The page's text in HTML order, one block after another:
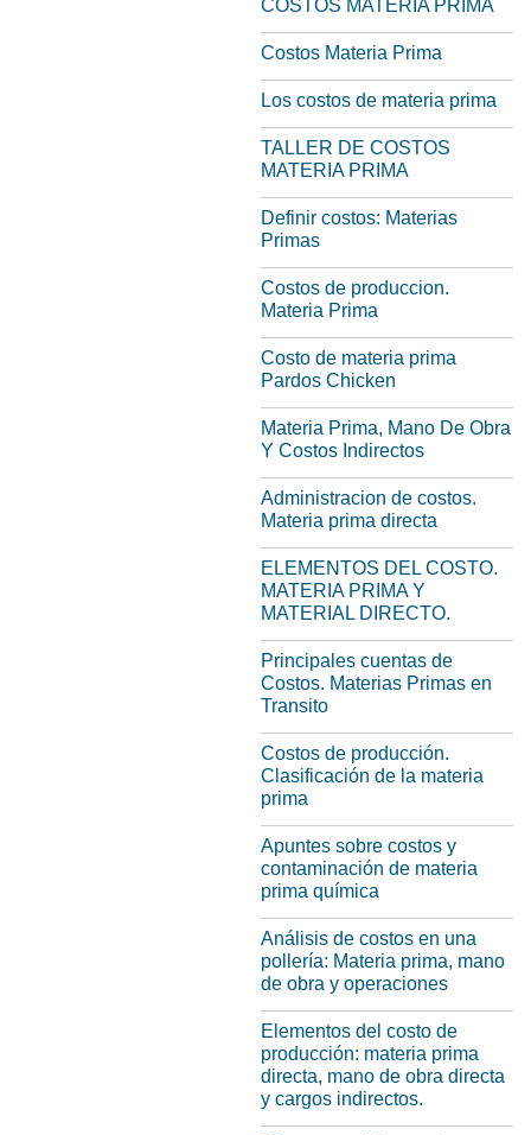
COSTOS MATERIA PRIMA
Costos Materia Prima
Los costos de materia prima
TALLER DE COSTOS
MATERIA PRIMA
Definir costos: Materias
Primas
Costos de produccion.
Materia Prima
Costo de materia prima
Pardos Chicken
Materia Prima, Mano De Obra
Y Costos Indirectos
Administracion de costos.
Materia prima directa
ELEMENTOS DEL COSTO.
MATERIA PRIMA Y
MATERIAL DIRECTO.
Principales cuentas de
Costos. Materias Primas en
Transito
Costos de producción.
Clasificación de la materia
prima
Apuntes sobre costos y
contaminación de materia
prima química
Análisis de costos en una
pollería: Materia prima, mano
de obra y operaciones
Elementos del costo de
producción: materia prima
directa, mano de obra directa
y cargos indirectos.